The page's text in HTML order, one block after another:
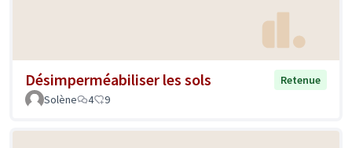
Désimperméabiliser les sols
Retenue
Solène
4 9